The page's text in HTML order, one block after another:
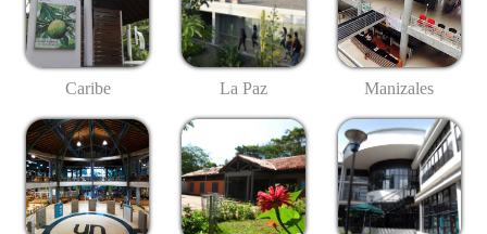
Caribe La Paz Manizales